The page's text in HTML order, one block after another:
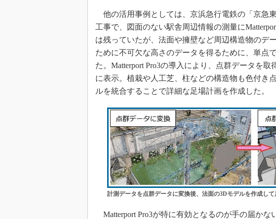
他の活用事例としては、京浜急行電鉄の「京急
工事で、図面のない駅舎周辺情報の測量に
は残っていたが、法面や擁壁など周辺構造物のデ
ために不可欠な高さのデータを得るために、単点
た。Matterport Pro3の導入により、点群データを
に表示。植栽や人工芝、柱などの構造物も色付き
ルを統合することで詳細な足場計画を作成した。
計測データを点群データに変換後、法面の3Dモデルを作成し
Matterport Pro3が特に有効となるのが手の届かな